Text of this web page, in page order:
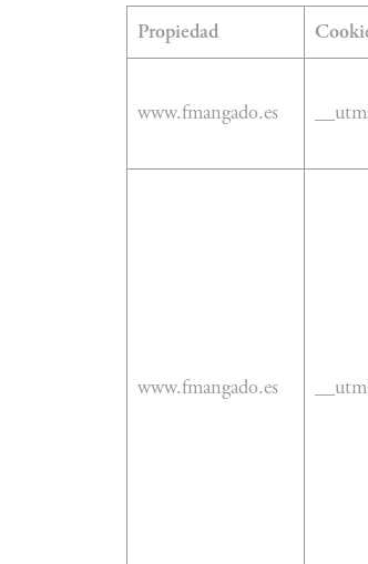
Propiedad
www.fmangado.es
www.fmangado.es